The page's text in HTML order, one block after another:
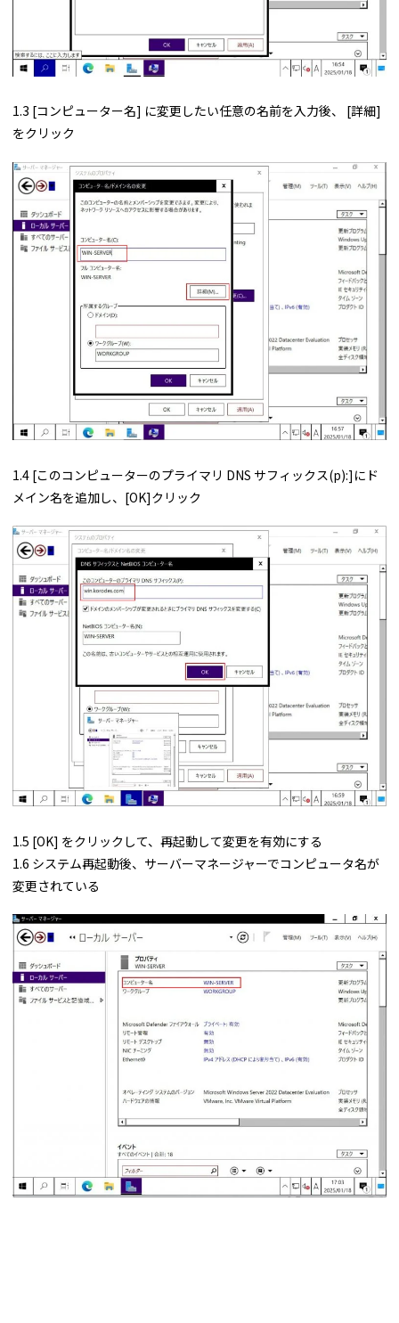
1.3 [コンピューター名] に変更したい任意の名前を入力後、 [詳細]
をクリック
1.4 [このコンピューターのプライマリ DNS サフィックス(p):]にド
メイン名を追加し、[OK]クリック
1.5 [OK] をクリックして、再起動して変更を有効にする
1.6 システム再起動後、サーバーマネージャーでコンピュータ名が
変更されている